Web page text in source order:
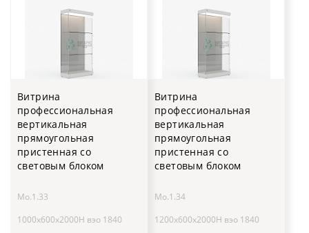
Витрина
профессиональная
вертикальная
прямоугольная
пристенная со
световым блоком
Мо.1.33
1000х600х2000H вэо 1840
Витрина
профессиональная
вертикальная
прямоугольная
пристенная со
световым блоком
Мо.1.34
1200х600х2000H вэо 1840